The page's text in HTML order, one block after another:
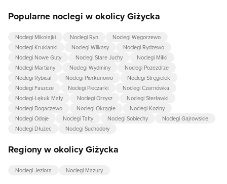
Popularne noclegi w okolicy Giżycka
Noclegi Mikołajki Noclegi Ryn
Noclegi Węgorzewo
Noclegi Kruklanki
Noclegi Wilkasy
Noclegi Rydzewo
Noclegi Nowe Guty
Noclegi Stare Juchy
Noclegi Miłki
Noclegi Martiany
Noclegi Wydminy
Noclegi Pozezdrze
Noclegi Rybical
Noclegi Pierkunowo
Noclegi Stręgielek
Noclegi Faszcze
Noclegi Pieczarki
Noclegi Czarnówka
Noclegi Łękuk Mały
Noclegi Orzysz
Noclegi Sterławki
Noclegi Bogaczewo
Noclegi Okrągłe
Noclegi Koziny
Noclegi Odoje
Noclegi Tałty Noclegi Sobiechy
Noclegi Gajrowskie
Noclegi Dłużec
Noclegi Suchodoły
Regiony w okolicy Giżycka
Noclegi Jeziora Noclegi Mazury